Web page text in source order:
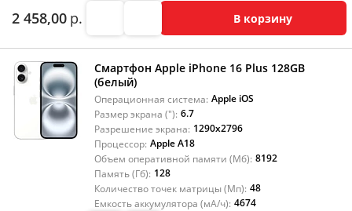
2 458,00 р. В корзину
Смартфон Apple iPhone 16 Plus 128GB
(белый)
Операционная система: Apple iOS
Размер экрана ("): 6.7
Разрешение экрана: 1290x2796
Процессор: Apple A18
Объем оперативной памяти (Мб): 8192
Память (Гб): 128
Количество точек матрицы (Мп): 48
Емкость аккумулятора (мА/ч): 4674